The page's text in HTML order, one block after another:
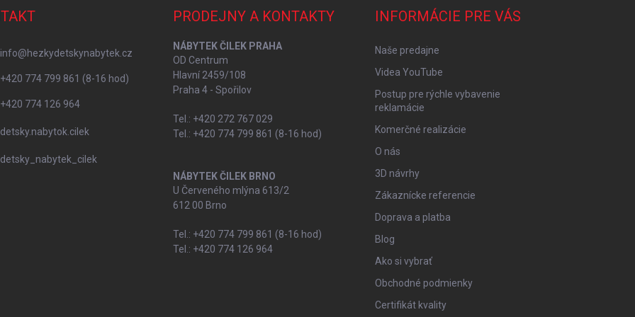
info@hezkydetskynabytek.cz
+420 774 799 861 (8-16 hod)
+420 774 126 964
detsky.nabytok.cilek
detsky_nabytek_cilek
PRODEJNY A KONTAKTY
NÁBYTEK ČILEK PRAHA
OD Centrum
Hlavní 2459/108
Praha 4 - Spořilov
Tel.: +420 272 767 029
Tel.: +420 774 799 861 (8-16 hod)
NÁBYTEK ČILEK BRNO
U Červeného mlýna 613/2
612 00 Brno
Tel.: +420 774 799 861 (8-16 hod)
Tel.: +420 774 126 964
INFORMÁCIE PRE VÁS
Naše predajne
Videa YouTube
Postup pre rýchle vybavenie
reklamácie
Komerčné realizácie
O nás
3D návrhy
Zákaznícke referencie
Doprava a platba
Blog
Ako si vybrať
Obchodné podmienky
Certifikát kvality